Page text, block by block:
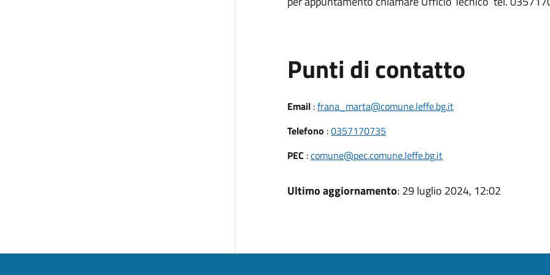
Punti di contatto
Email:frana_marta@comune.leffe.bg.it
Telefono :0357170735
PEC :comune@pec.comune.leffe.bg.it
Ultimo aggiornamento: 29 luglio 2024, 12:02